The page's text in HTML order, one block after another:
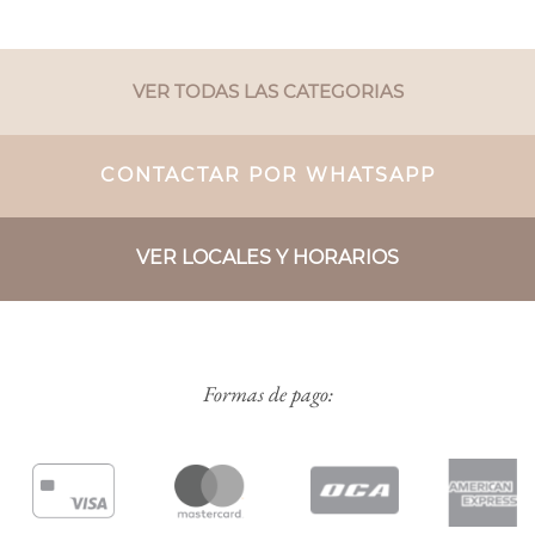
VER TODAS LAS CATEGORIAS
CONTACTAR POR WHATSAPP
VER LOCALES Y HORARIOS
Formas de pago: